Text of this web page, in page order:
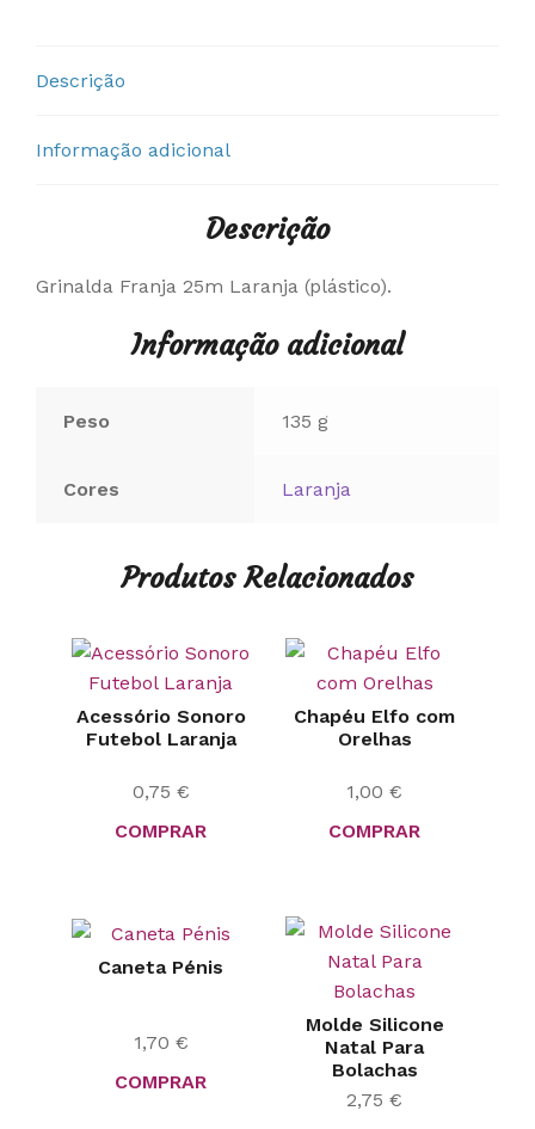
Descrição
Informação adicional
Descrição
Grinalda Franja 25m Laranja (plástico).
Informação adicional
Peso 135 g
Cores Laranja
Produtos Relacionados
Acessório Sonoro
Futebol Laranja
0,75 €
COMPRAR
Chapéu Elfo com
Orelhas
1,00 €
COMPRAR
Caneta Pénis
1,70 €
COMPRAR
Molde Silicone
Natal Para
Bolachas
2,75 €